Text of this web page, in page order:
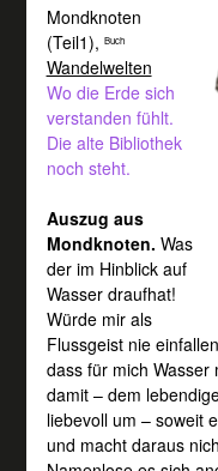
Mondknoten
(Teil1), Buch
Wandelwelten
Wo die Erde sich
verstanden fühlt.
Die alte Bibliothek
noch steht.
Auszug aus
Mondknoten. Was
der im Hinblick auf
Wasser draufhat!
Würde mir als
Flussgeist nie
dass für mich Wasser
damit – dem
liebevoll um – soweit
und macht daraus